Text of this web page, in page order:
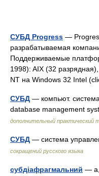
СУБД Progress —
разрабатываемая
Поддерживаемые
1998): AIX (32
NT на Windows 32 Intel
СУБД — компьют.
database management
дополнительный практический
СУБД — система
сокращений русского языка
субдіафрагмальний — а,